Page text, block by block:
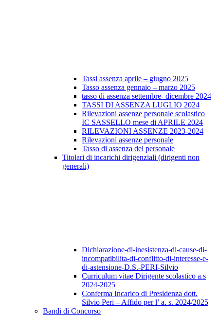
Tassi assenza aprile – giugno 2025
Tasso assenza gennaio – marzo 2025
tasso di assenza settembre- dicembre 2024
TASSI DI ASSENZA LUGLIO 2024
Rilevazioni assenze personale scolastico
IC SASSELLO mese di APRILE 2024
RILEVAZIONI ASSENZE 2023-2024
Rilevazioni assenze personale
Tasso di assenza del personale
Titolari di incarichi dirigenziali (dirigenti non
generali)
Dichiarazione-di-inesistenza-di-cause-di-
incompatibilita-di-conflitto-di-interesse-e-
di-astensione-D.S.-PERI-Silvio
Curriculum vitae Dirigente scolastico a.s
2024-2025
Conferma Incarico di Presidenza dott.
Silvio Peri – Affido per l’ a. s. 2024/2025
Bandi di Concorso